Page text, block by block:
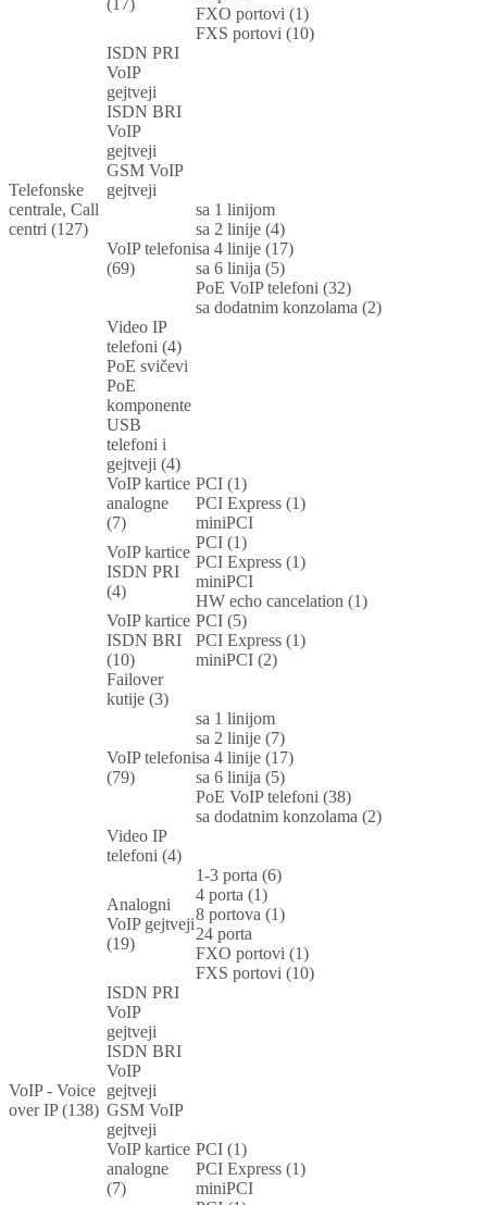
Telefonske
centrale, Call
centri (127)
(17)
FXO portovi (1)
FXS portovi (10)
ISDN PRI
VoIP
gejtveji
ISDN BRI
VoIP
gejtveji
GSM VoIP
gejtveji
VoIP telefoni
(69)
sa 1 linijom
sa 2 linije (4)
sa 4 linije (17)
sa 6 linija (5)
PoE VoIP telefoni (32)
sa dodatnim konzolama (2)
Video IP
telefoni (4)
PoE svičevi
PoE
komponente
USB
telefoni i
gejtveji (4)
VoIP kartice
analogne
(7)
PCI (1)
PCI Express (1)
miniPCI
VoIP kartice
ISDN PRI
(4)
PCI (1)
PCI Express (1)
miniPCI
HW echo cancelation (1)
VoIP kartice
ISDN BRI
(10)
PCI (5)
PCI Express (1)
miniPCI (2)
Failover
kutije (3)
VoIP - Voice
over IP (138)
VoIP telefoni
(79)
sa 1 linijom
sa 2 linije (7)
sa 4 linije (17)
sa 6 linija (5)
PoE VoIP telefoni (38)
sa dodatnim konzolama (2)
Video IP
telefoni (4)
Analogni
VoIP gejtveji
(19)
1-3 porta (6)
4 porta (1)
8 portova (1)
24 porta
FXO portovi (1)
FXS portovi (10)
ISDN PRI
VoIP
gejtveji
ISDN BRI
VoIP
gejtveji
GSM VoIP
gejtveji
VoIP kartice
analogne
(7)
PCI (1)
PCI Express (1)
miniPCI